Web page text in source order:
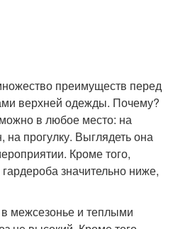
преимуществ перед
верхней одежды. Почему?
в любое место: на
на прогулку. Выглядеть она
Кроме того,
значительно ниже,
межсезонье и теплыми